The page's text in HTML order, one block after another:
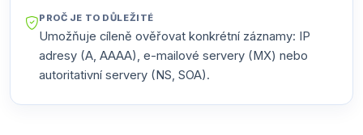
PROČ JE TO DŮLEŽITÉ
Umožňuje cíleně ověřovat konkrétní záznamy: IP
adresy (A, AAAA), e-mailové servery (MX) nebo
autoritativní servery (NS, SOA).